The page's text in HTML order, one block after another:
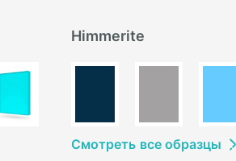
Himmerite
Смотреть все образцы